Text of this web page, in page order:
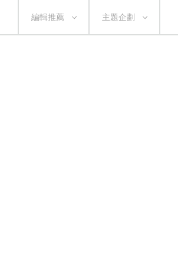
編輯推薦 主題企劃